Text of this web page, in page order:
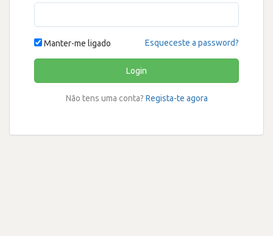
Manter-me ligado Esqueceste a password?
Login
Não tens uma conta? Regista-te agora